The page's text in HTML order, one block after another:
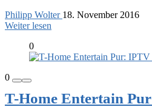
Philipp Wolter 18. November 2016
Weiter lesen
0
0
T-Home Entertain